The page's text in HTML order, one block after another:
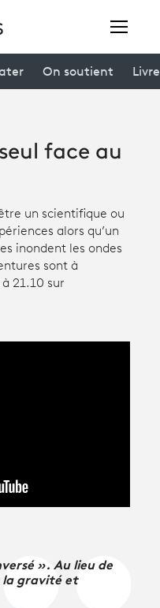
On soutient
face au
un scientifique ou
alors qu’un
inondent les ondes
sont à
21.10 sur
». Au lieu de
la gravité et